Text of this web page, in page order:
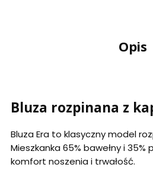
Opis
Bluza rozpinana z
Bluza Era to klasyczny model
Mieszkanka 65% bawełny i
komfort noszenia i trwałość.